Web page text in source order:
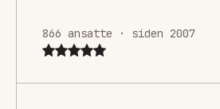
866 ansatte · siden 2007